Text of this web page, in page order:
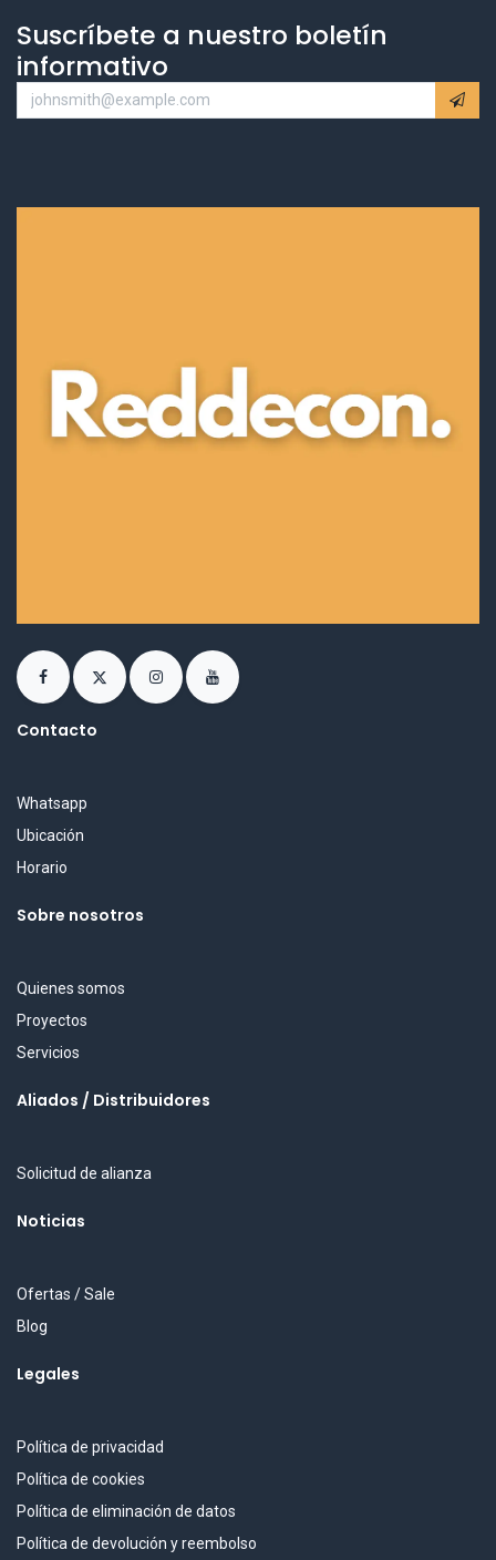
Suscríbete a nuestro boletín
informativo
Contacto
Whatsapp
Ubicación
Horario
Sobre nosotros
Quienes somos
Proyectos
Servicios
Aliados / Distribuidores
Solicitud de alianza
Noticias
Ofertas / Sale
Blog
Legales
Política de privacidad
Política de cookies
Política de eliminación de datos
Política de devolución y reembolso